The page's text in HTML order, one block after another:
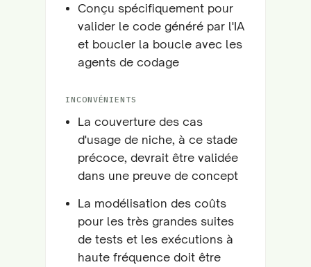
Conçu spécifiquement pour
valider le code généré par l'IA
et boucler la boucle avec les
agents de codage
INCONVÉNIENTS
La couverture des cas
d'usage de niche, à ce stade
précoce, devrait être validée
dans une preuve de concept
La modélisation des coûts
pour les très grandes suites
de tests et les exécutions à
haute fréquence doit être